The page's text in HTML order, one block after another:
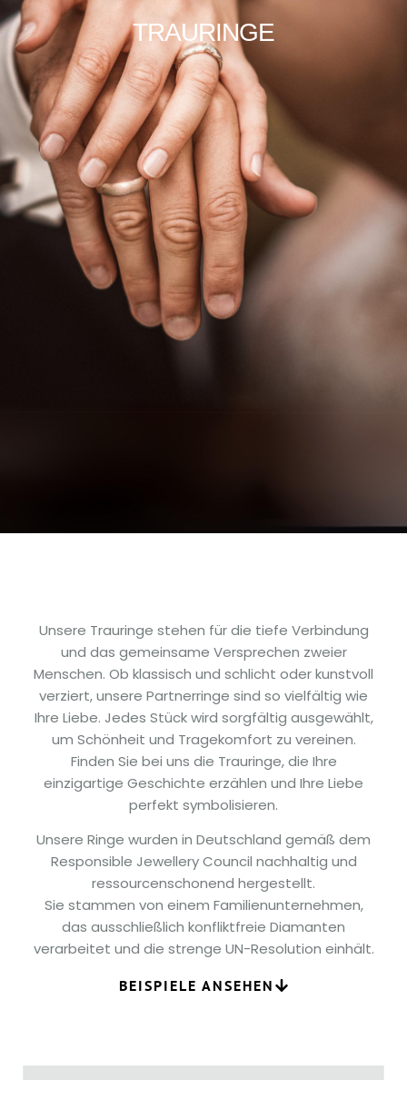
TRAURINGE
Unsere Trauringe stehen für die tiefe Verbindung
und das gemeinsame Versprechen zweier
Menschen. Ob klassisch und schlicht oder kunstvoll
verziert, unsere Partnerringe sind so vielfältig wie
Ihre Liebe. Jedes Stück wird sorgfältig ausgewählt,
um Schönheit und Tragekomfort zu vereinen.
Finden Sie bei uns die Trauringe, die Ihre
einzigartige Geschichte erzählen und Ihre Liebe
perfekt symbolisieren.
Unsere Ringe wurden in Deutschland gemäß dem
Responsible Jewellery Council nachhaltig und
ressourcenschonend hergestellt.
Sie stammen von einem Familienunternehmen,
das ausschließlich konfliktfreie Diamanten
verarbeitet und die strenge UN-Resolution einhält.
BEISPIELE ANSEHEN